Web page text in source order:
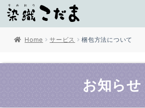
Home サービス 梱包方法について
お知らせ